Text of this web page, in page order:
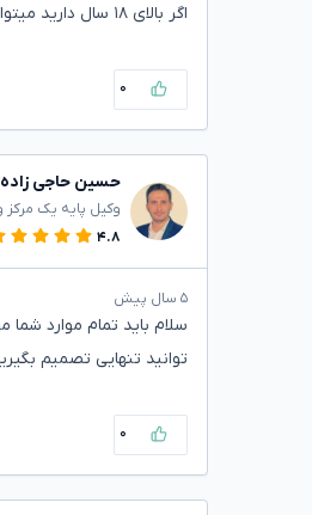
اگر بالای ۱۸ سال دارید میتوانید زندگی مستقل تشکیل دهید، همچنین میتوانید نفقه خود را از پدر مطالبه کنید.
۰
حسین حاجی زاده
وکیل پایه یک مرکز
۴.۸
۵ سال پیش
توانید تنهایی تصمیم
۰